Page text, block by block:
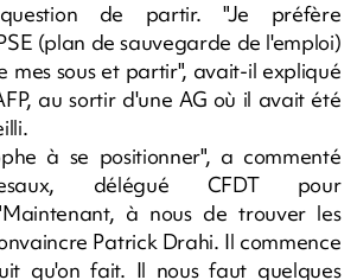
de partir. "Je préfère
(plan de sauvegarde de l'emploi)
mes sous et partir", avait-il expliqué
au sortir d'une AG où il avait été
à se positionner", a commenté
délégué CFDT pour
à nous de trouver les
Patrick Drahi. Il commence
qu'on fait. Il nous faut quelques